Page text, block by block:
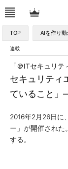
TOP AIを作り
連載
セキュリティ
ていること
「＠ITセキュリ
2016年2月26日に
ー」が開催された
する。